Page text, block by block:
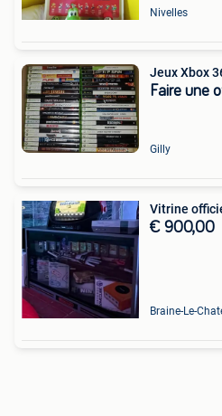
Nivelles
Jeux Xbox
Faire une
Gilly
Vitrine
€ 900,00
Braine-Le-